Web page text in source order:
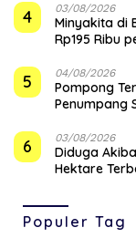
4 03/08/2026
Minyakita di
Rp195 Ribu
5 04/08/2026
Pompong
Penumpang
6 03/08/2026
Diduga
Hektare
Populer Tag